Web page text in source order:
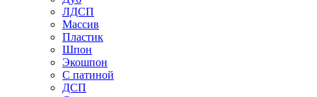
ЛДСП
Массив
Пластик
Шпон
Экошпон
С патиной
ДСП